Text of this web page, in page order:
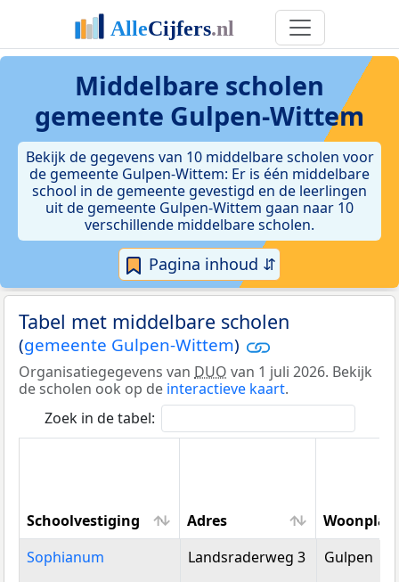
Middelbare scholen
gemeente Gulpen-Wittem
Bekijk de gegevens van 10 middelbare scholen voor
de gemeente Gulpen-Wittem: Er is één middelbare
school in de gemeente gevestigd en de leerlingen
uit de gemeente Gulpen-Wittem gaan naar 10
verschillende middelbare scholen.
Pagina inhoud ⇵
Tabel met middelbare scholen
(gemeente Gulpen-Wittem)
Organisatiegegevens van DUO van 1 juli 2026. Bekijk
de scholen ook op de interactieve kaart.
Zoek in de tabel:
Schoolvestiging Adres
Schoolvestiging
Adres
Sophianum Landsraderweg 3 Gulpen